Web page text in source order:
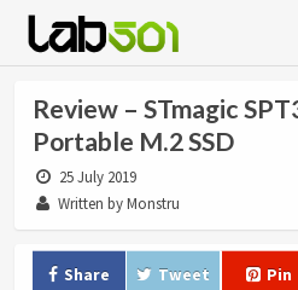
Review – STmagic
Portable M.2 SSD
25 July 2019
Written by Monstru
Share Tweet Pin